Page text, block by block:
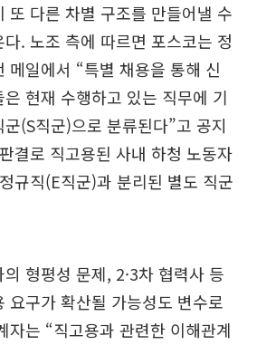
또 다른 차별 구조를 만들어낼 수
. 노조 측에 따르면 포스코는 정
메일에서 “특별 채용을 통해 신
현재 수행하고 있는 직무에 기
(S직군)으로 분류된다”고 공지
결로 직고용된 사내 하청 노동자
규직(E직군)과 분리된 별도 직군
형평성 문제, 2·3차 협력사 등
요구가 확산될 가능성도 변수로
자는 “직고용과 관련한 이해관계